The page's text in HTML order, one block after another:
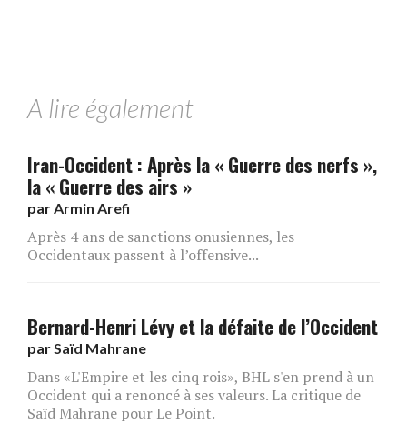
A lire également
Iran-Occident : Après la « Guerre des nerfs »,
la « Guerre des airs »
par Armin Arefi
Après 4 ans de sanctions onusiennes, les
Occidentaux passent à l’offensive...
Bernard-Henri Lévy et la défaite de l’Occident
par Saïd Mahrane
Dans «L'Empire et les cinq rois», BHL s'en prend à un
Occident qui a renoncé à ses valeurs. La critique de
Saïd Mahrane pour Le Point.